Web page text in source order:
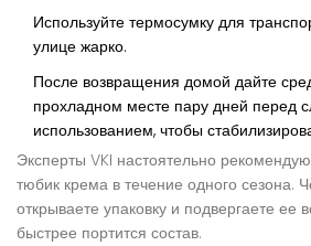
Используйте термосумку для
улице жарко.
После возвращения домой дайте
прохладном месте пару дней перед
использованием, чтобы
Эксперты VKI настоятельно
тюбик крема в течение одного сезона.
открываете упаковку и подвергаете ее
быстрее портится состав.